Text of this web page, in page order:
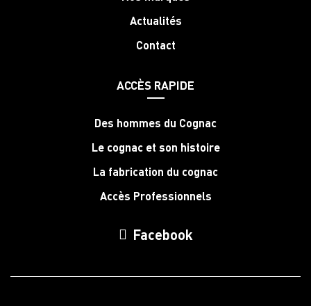
Actualités
Contact
ACCÈS RAPIDE
Des hommes du Cognac
Le cognac et son histoire
La fabrication du cognac
Accès Professionnels
Facebook